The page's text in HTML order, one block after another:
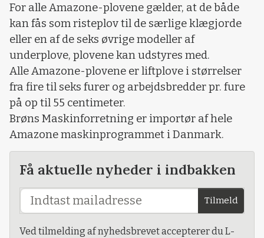
For alle Amazone-plovene gælder, at de både
kan fås som risteplov til de særlige klægjorde
eller en af de seks øvrige modeller af
underplove, plovene kan udstyres med.
Alle Amazone-plovene er liftplove i størrelser
fra fire til seks furer og arbejdsbredder pr. fure
på op til 55 centimeter.
Brøns Maskinforretning er importør af hele
Amazone maskinprogrammet i Danmark.
Få aktuelle nyheder i indbakken
Tilmeld
Ved tilmelding af nyhedsbrevet accepterer du L-